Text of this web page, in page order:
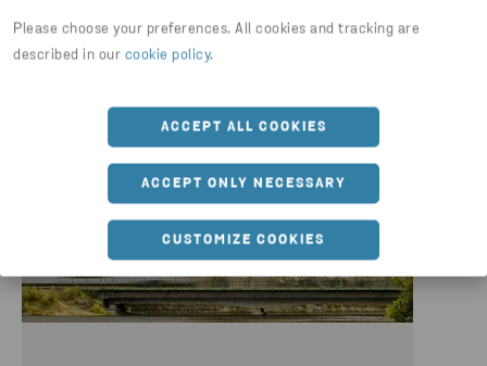
Please choose your preferences. All cookies and tracking are
described in our cookie policy.
ACCEPT ALL COOKIES
ACCEPT ONLY NECESSARY
CUSTOMIZE COOKIES